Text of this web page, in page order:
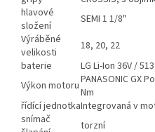
hlavové
složení
SEMI 1 1/8"
Výráběné
velikosti
18, 20, 22
baterie
LG Li-Ion 36V /
Výkon motoruPANASONIC GX
Nm
řídící jednotkaIntegrovaná v
snímač
torzní